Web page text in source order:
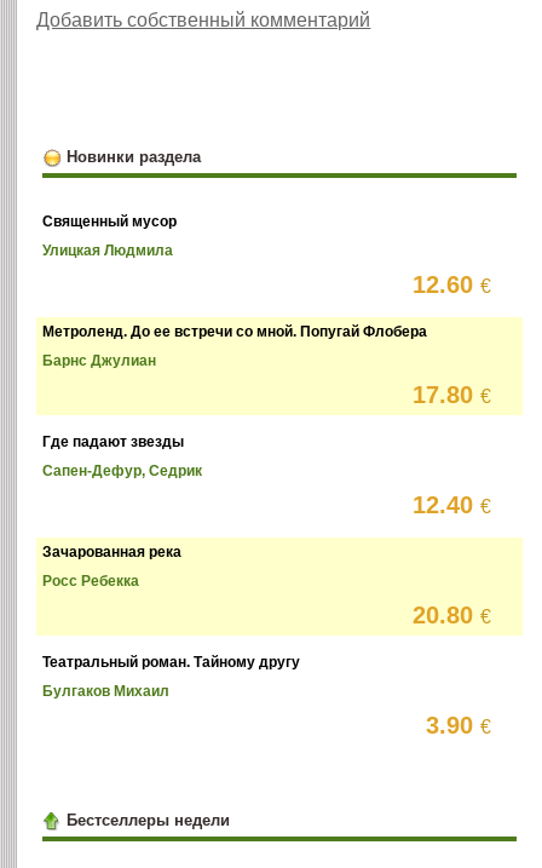
Добавить собственный комментарий
Новинки раздела
Священный мусор
Улицкая Людмила
12.60€
Метроленд. До ее встречи со мной. Попугай Флобера
Барнс Джулиан
17.80€
Где падают звезды
Сапен-Дефур, Седрик
12.40€
Зачарованная река
Росс Ребекка
20.80€
Театральный роман. Тайному другу
Булгаков Михаил
3.90€
Бестселлеры недели